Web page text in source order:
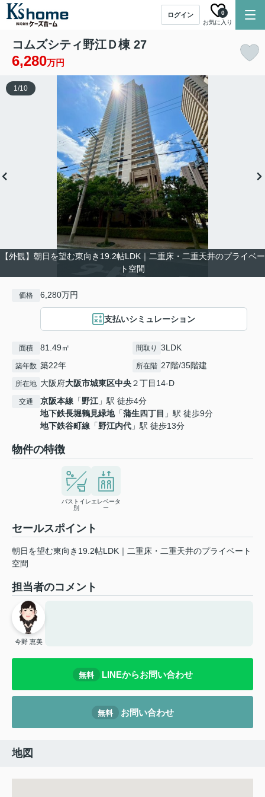
ログイン
お気に入り
0
コムズシティ野江Ｄ棟 27
6,280万円
【外観】朝日を望む東向き19.2帖LDK｜二重床・二重天井のプライベー
ト空間
1/10
価格 6,280万円
支払いシミュレーション
面積 81.49㎡ 間取り 3LDK
築年数 築22年 所在階 27階/35階建
所在地 大阪府大阪市城東区中央２丁目14-D
交通 京阪本線 「野江」駅 徒歩4分
地下鉄長堀鶴見緑地「蒲生四丁目 」駅 徒歩9分
地下鉄谷町線 「野江内代 」駅 徒歩13分
物件の特徴
バストイレ
別
エレベータ
ー
セールスポイント
朝日を望む東向き19.2帖LDK｜二重床・二重天井のプライベート
空間
担当者のコメント
今野 恵美
無料 LINEからお問い合わせ
無料 お問い合わせ
地図